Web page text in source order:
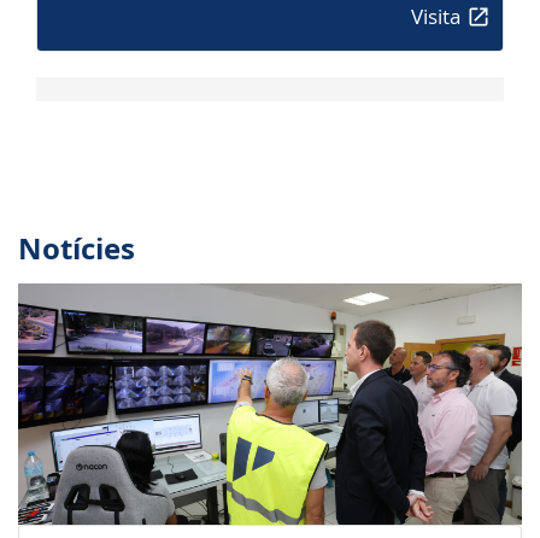
Visita
Notícies